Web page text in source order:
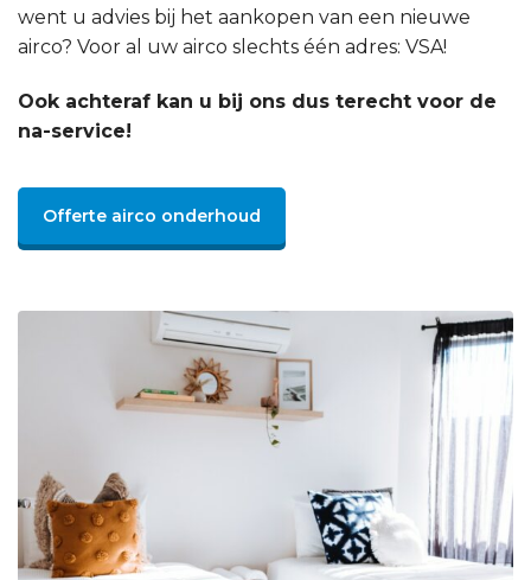
went u advies bij het aankopen van een nieuwe
airco? Voor al uw airco slechts één adres: VSA!
Ook achteraf kan u bij ons dus terecht voor de
na-service!
Offerte airco onderhoud